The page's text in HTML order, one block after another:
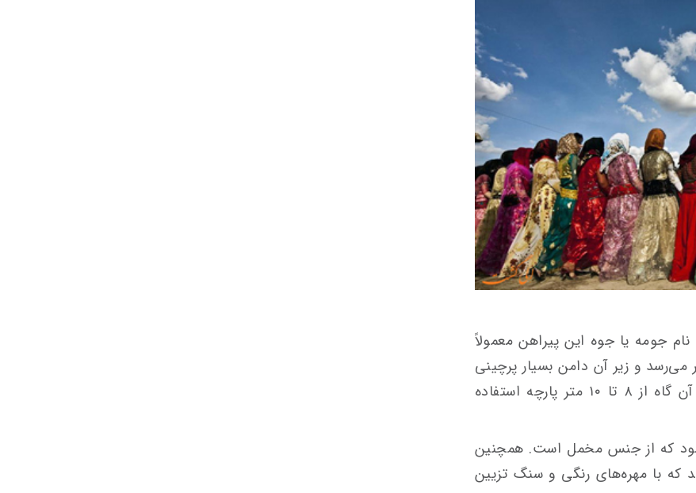
جومه یا جوه این پیراهن معمولاً
می‌رسد و زیر آن دامن بسیار پرچینی
به نام شولارقری می‌پوشند که برای تهیه آن گاه از ۸ تا ۱۰ متر پارچه استفاده
که از جنس مخمل است. همچنین
که با مهره‌های رنگی و سنگ تزیین